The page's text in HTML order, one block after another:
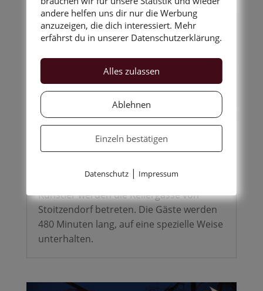
DEO GRATIAS
Jul 30, 2026
Künstler werden die Kellergasse von
Stoitzendorf betreten. Die Gäste werden
480 Minuten lang, auf eine spezielle Weise
unterhalten.
andere helfen uns dir nur die Werbung
anzuzeigen, die dich interessiert. Mehr
erfährst du in unserer Datenschutzerklärung.
Alles zulassen
Ablehnen
Einzeln bestätigen
Datenschutz| Impressum